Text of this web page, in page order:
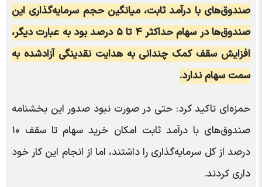
صندوق‌های با درآمد ثابت، میانگین حجم سرمایه‌گذاری این
صندوق‌ها در سهام حداکثر ۴ تا ۵ درصد بود به عبارت دیگر،
افزایش سقف کمک چندانی به هدایت نقدینگی آزادشده به
سمت سهام ندارد.
حمزه‌ای تاکید کرد: حتی در صورت نبود صدور این بخشنامه
صندوق‌های با درآمد ثابت امکان خرید سهام تا سقف ۱۰
درصد از کل سرمایه‌گذاری را داشتند، اما از انجام این کار خود
داری کردند.